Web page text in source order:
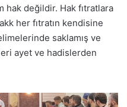
hak değildir. Hak fıtratlara
her fıtratın kendisine
saklamış ve
ayet ve hadislerden